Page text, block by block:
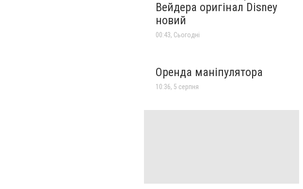
Вейдера оригінал Disney
новий
00:43, Сьогодні
Оренда маніпулятора
10:36, 5 серпня